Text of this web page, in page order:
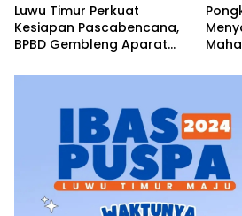
Luwu Timur Perkuat
Kesiapan Pascabencana,
BPBD Gembleng Aparat
17